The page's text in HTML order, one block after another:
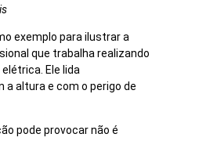
exemplo para ilustrar a
que trabalha realizando
Ele lida
altura e com o perigo de
pode provocar não é